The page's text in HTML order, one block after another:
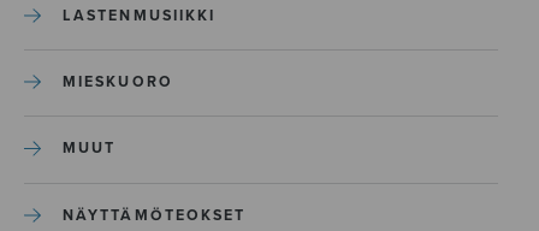
LASTENMUSIIKKI
MIESKUORO
MUUT
NÄYTTÄMÖTEOKSET